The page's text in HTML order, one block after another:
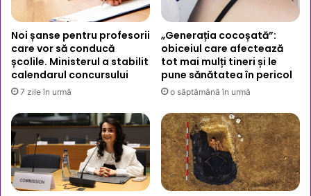
Noi șanse pentru profesorii
care vor să conducă
școlile. Ministerul a stabilit
calendarul concursului
7 zile în urmă
„Generația cocoșată”:
obiceiul care afectează
tot mai mulți tineri și le
pune sănătatea în pericol
o săptămână în urmă